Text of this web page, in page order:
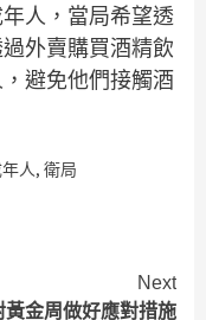
人，當局希望透
外賣購買酒精飲
避免他們接觸酒
人, 衛局
Next
黃金周做好應對措施